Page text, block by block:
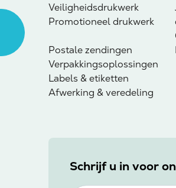
Veiligheidsdrukwerk
Promotioneel drukwerk
Postale zendingen
Verpakkingsoplossingen
Labels & etiketten
Afwerking & veredeling
Schrijf u in voor